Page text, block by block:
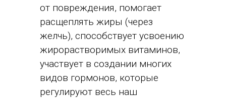
от повреждения, помогает
расщеплять жиры (через
желчь), способствует усвоению
жирорастворимых витаминов,
участвует в создании многих
видов гормонов, которые
регулируют весь наш